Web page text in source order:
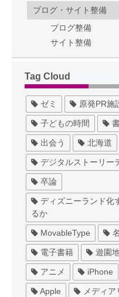
ブログ・サイト整備
ブログ整備
サイト整備
Tag Cloud
ゼミ 原発PR施
子どもの時間
出会う 北海道
デジタルストーリー
卒論
ディズニーランド化
るか
MovableType
電子書籍 遊園
アニメ iPhone
Apple メディア